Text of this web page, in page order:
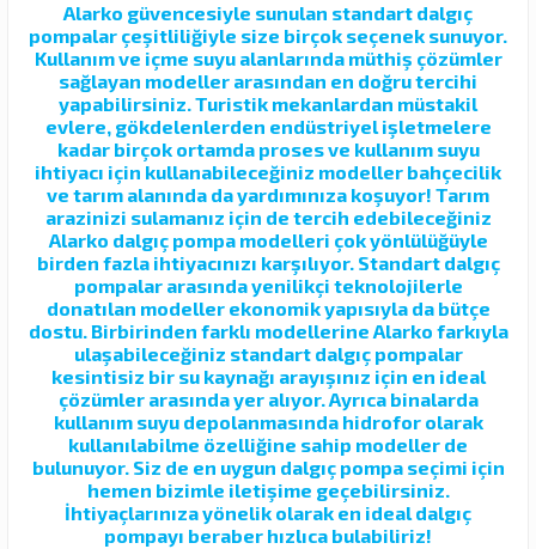
Alarko güvencesiyle sunulan standart dalgıç
pompalar çeşitliliğiyle size birçok seçenek sunuyor.
Kullanım ve içme suyu alanlarında müthiş çözümler
sağlayan modeller arasından en doğru tercihi
yapabilirsiniz. Turistik mekanlardan müstakil
evlere, gökdelenlerden endüstriyel işletmelere
kadar birçok ortamda proses ve kullanım suyu
ihtiyacı için kullanabileceğiniz modeller bahçecilik
ve tarım alanında da yardımınıza koşuyor! Tarım
arazinizi sulamanız için de tercih edebileceğiniz
Alarko dalgıç pompa modelleri çok yönlülüğüyle
birden fazla ihtiyacınızı karşılıyor. Standart dalgıç
pompalar arasında yenilikçi teknolojilerle
donatılan modeller ekonomik yapısıyla da bütçe
dostu. Birbirinden farklı modellerine Alarko farkıyla
ulaşabileceğiniz standart dalgıç pompalar
kesintisiz bir su kaynağı arayışınız için en ideal
çözümler arasında yer alıyor. Ayrıca binalarda
kullanım suyu depolanmasında hidrofor olarak
kullanılabilme özelliğine sahip modeller de
bulunuyor. Siz de en uygun dalgıç pompa seçimi için
hemen bizimle iletişime geçebilirsiniz.
İhtiyaçlarınıza yönelik olarak en ideal dalgıç
pompayı beraber hızlıca bulabiliriz!